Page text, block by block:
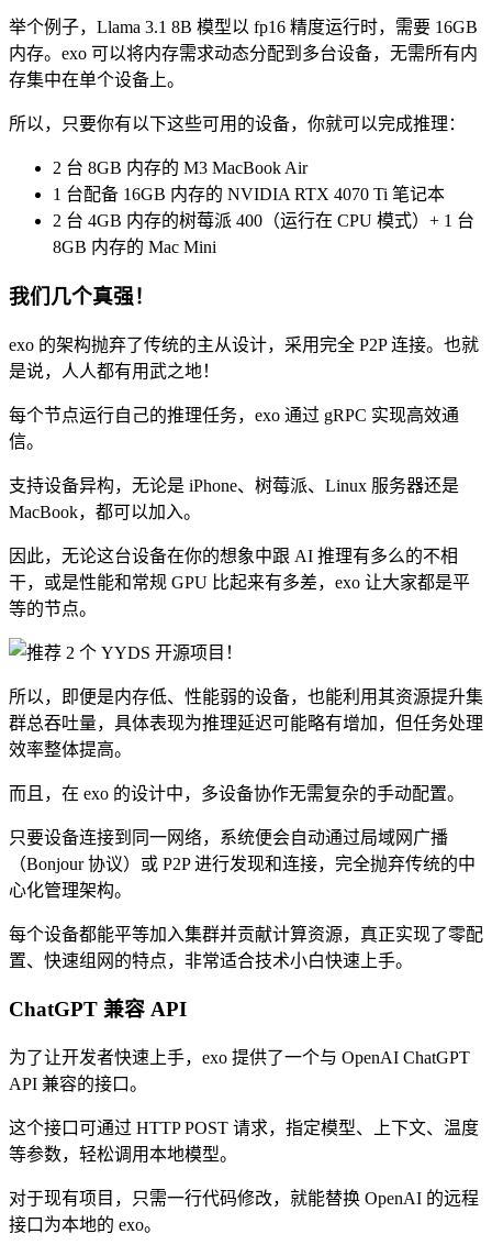
举个例子，Llama 3.1 8B 模型以 fp16 精度运行时，需要 16GB
内存。exo 可以将内存需求动态分配到多台设备，无需所有内
存集中在单个设备上。
所以，只要你有以下这些可用的设备，你就可以完成推理：
2 台 8GB 内存的 M3 MacBook Air
1 台配备 16GB 内存的 NVIDIA RTX 4070 Ti 笔记本
2 台 4GB 内存的树莓派 400（运行在 CPU 模式）+ 1 台
8GB 内存的 Mac Mini
我们几个真强！
exo 的架构抛弃了传统的主从设计，采用完全 P2P 连接。也就
是说，人人都有用武之地！
每个节点运行自己的推理任务，exo 通过 gRPC 实现高效通
信。
支持设备异构，无论是 iPhone、树莓派、Linux 服务器还是
MacBook，都可以加入。
因此，无论这台设备在你的想象中跟 AI 推理有多么的不相
干，或是性能和常规 GPU 比起来有多差，exo 让大家都是平
等的节点。
所以，即便是内存低、性能弱的设备，也能利用其资源提升集
群总吞吐量，具体表现为推理延迟可能略有增加，但任务处理
效率整体提高。
而且，在 exo 的设计中，多设备协作无需复杂的手动配置。
只要设备连接到同一网络，系统便会自动通过局域网广播
（Bonjour 协议）或 P2P 进行发现和连接，完全抛弃传统的中
心化管理架构。
每个设备都能平等加入集群并贡献计算资源，真正实现了零配
置、快速组网的特点，非常适合技术小白快速上手。
ChatGPT 兼容 API
为了让开发者快速上手，exo 提供了一个与 OpenAI ChatGPT
API 兼容的接口。
这个接口可通过 HTTP POST 请求，指定模型、上下文、温度
等参数，轻松调用本地模型。
对于现有项目，只需一行代码修改，就能替换 OpenAI 的远程
接口为本地的 exo。